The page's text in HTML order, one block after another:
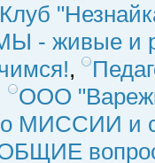
Клуб
- живые и
,
ООО
МИССИИ и